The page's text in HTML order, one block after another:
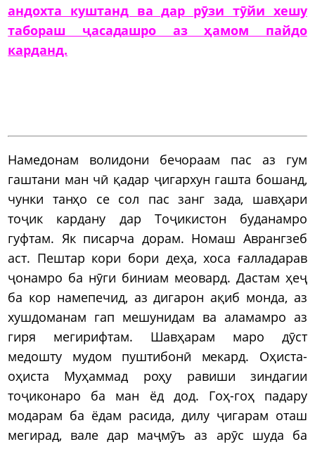
андохта куштанд ва дар рӯзи тӯйи хешу
табораш ҷасадашро аз ҳамом пайдо
карданд.
Намедонам волидони бечораам пас аз гум
гаштани ман чӣ қадар ҷигархун гашта бошанд,
чунки танҳо се сол пас занг зада, шавҳари
тоҷик кардану дар Тоҷикистон буданамро
гуфтам. Як писарча дорам. Номаш Аврангзеб
аст. Пештар кори бори деҳа, хоса ғалладарав
ҷонамро ба нӯги биниам меовард. Дастам ҳеҷ
ба кор намепечид, аз дигарон ақиб монда, аз
хушдоманам гап мешунидам ва аламамро аз
гиря мегирифтам. Шавҳарам маро дӯст
медошту мудом пуштибонӣ мекард. Оҳиста-
оҳиста Муҳаммад роҳу равиши зиндагии
тоҷиконаро ба ман ёд дод. Гоҳ-гоҳ падару
модарам ба ёдам расида, дилу ҷигарам оташ
мегирад, вале дар маҷмӯъ аз арӯс шуда ба